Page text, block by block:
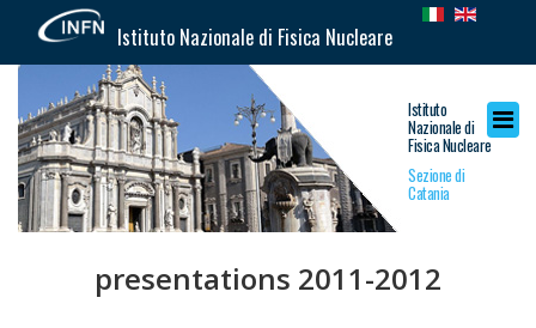
Istituto Nazionale di Fisica Nucleare
Istituto
Nazionale di
Fisica Nucleare
Sezione di
Catania
presentations 2011-2012